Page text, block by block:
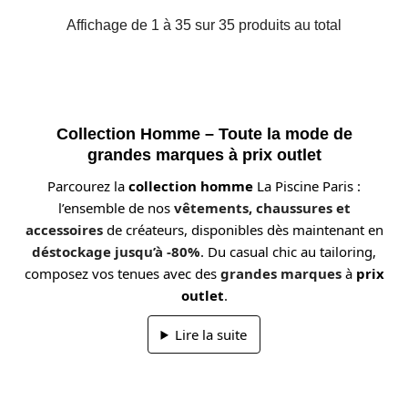
Affichage de 1 à 35 sur 35 produits au total
Collection Homme – Toute la mode de
grandes marques à prix outlet
Parcourez la collection homme La Piscine Paris :
l’ensemble de nos vêtements, chaussures et
accessoiresde créateurs, disponibles dès maintenant en
déstockage jusqu’à -80%. Du casual chic au tailoring,
composez vos tenues avec des grandes marquesà prix
outlet.
Lire la suite